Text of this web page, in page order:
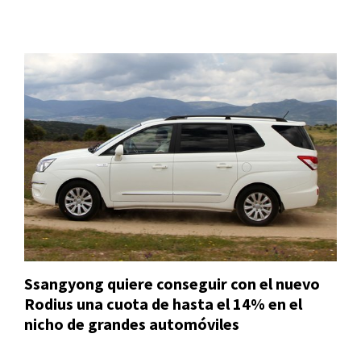
Ssangyong quiere conseguir con el nuevo
Rodius una cuota de hasta el 14% en el
nicho de grandes automóviles